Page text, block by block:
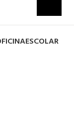
ESCOLAR